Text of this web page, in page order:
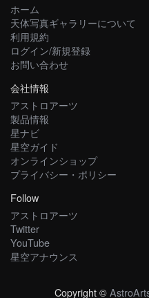
ホーム
天体写真ギャラリーについて
利用規約
ログイン/新規登録
お問い合わせ
会社情報
アストロアーツ
製品情報
星ナビ
星空ガイド
オンラインショップ
プライバシー・ポリシー
Follow
アストロアーツ
Twitter
YouTube
星空アナウンス
Copyright ©